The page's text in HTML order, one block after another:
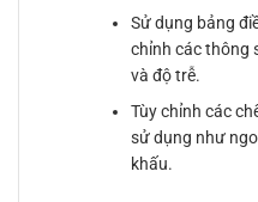
Sử dụng bảng
chỉnh các thông
và độ trễ.
Tùy chỉnh các
sử dụng như
khấu.